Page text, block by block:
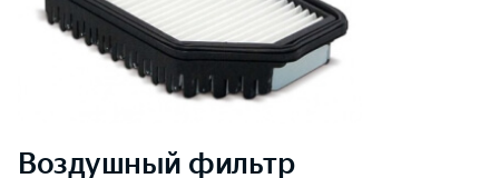
Воздушный фильтр